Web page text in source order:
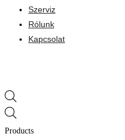
Szerviz
Rólunk
Kapcsolat
Products